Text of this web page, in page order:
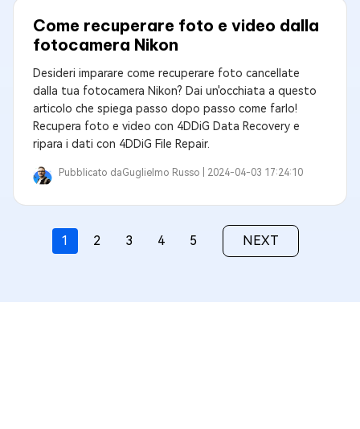
Come recuperare foto e video dalla
fotocamera Nikon
Desideri imparare come recuperare foto cancellate
dalla tua fotocamera Nikon? Dai un'occhiata a questo
articolo che spiega passo dopo passo come farlo!
Recupera foto e video con 4DDiG Data Recovery e
ripara i dati con 4DDiG File Repair.
Pubblicato daGuglielmo Russo | 2024-04-03 17:24:10
1 2 3 4 5 NEXT